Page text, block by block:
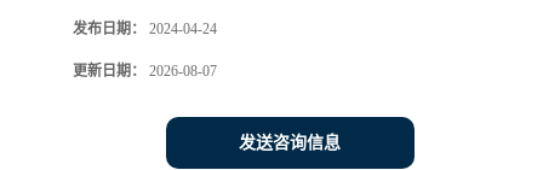
发布日期： 2024-04-24
更新日期： 2026-08-07
发送咨询信息